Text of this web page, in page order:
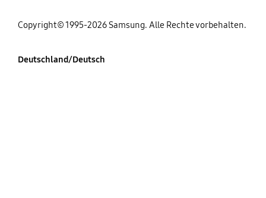
Copyright© 1995-2026 Samsung. Alle Rechte vorbehalten.
Deutschland/Deutsch